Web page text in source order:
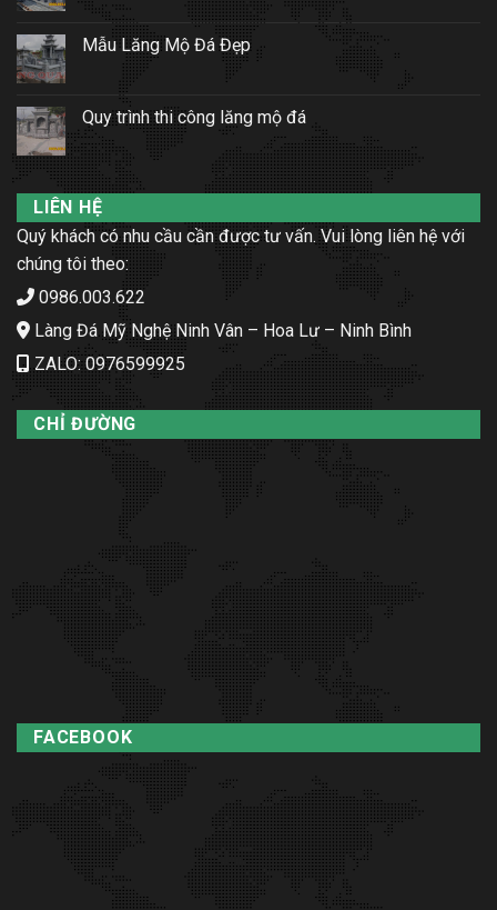
Mẫu Lăng Mộ Đá Đẹp
Quy trình thi công lăng mộ đá
LIÊN HỆ
Quý khách có nhu cầu cần được tư vấn. Vui lòng liên hệ với
chúng tôi theo:
0986.003.622
Làng Đá Mỹ Nghệ Ninh Vân – Hoa Lư – Ninh Bình
ZALO: 0976599925
CHỈ ĐƯỜNG
FACEBOOK